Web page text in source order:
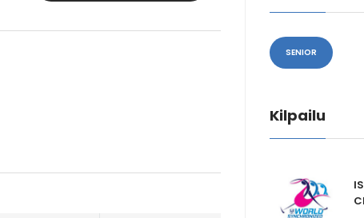
SENIOR
Kilpailu